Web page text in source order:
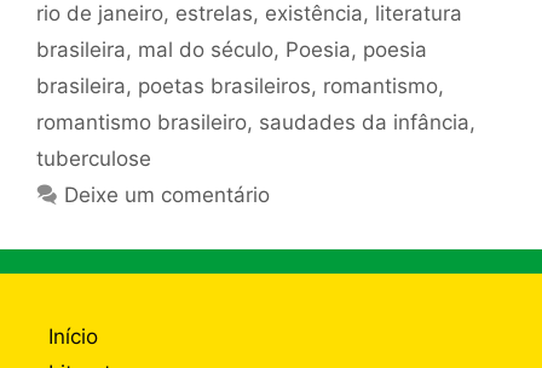
rio de janeiro, estrelas, existência, literatura
brasileira, mal do século, Poesia, poesia
brasileira, poetas brasileiros, romantismo,
romantismo brasileiro, saudades da infância,
tuberculose
Deixe um comentário
Início